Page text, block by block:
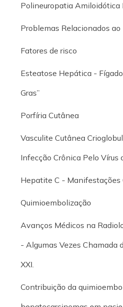
Polineuropatia Amiloidótica
Problemas Relacionados
Fatores de risco
Esteatose Hepática -
Gras”
Porfíria Cutânea
Vasculite Cutânea
Infecção Crônica Pelo Vírus
Hepatite C - Manifestações
Quimioembolização
Avanços Médicos na
- Algumas Vezes Chamada
XXI.
Contribuição da